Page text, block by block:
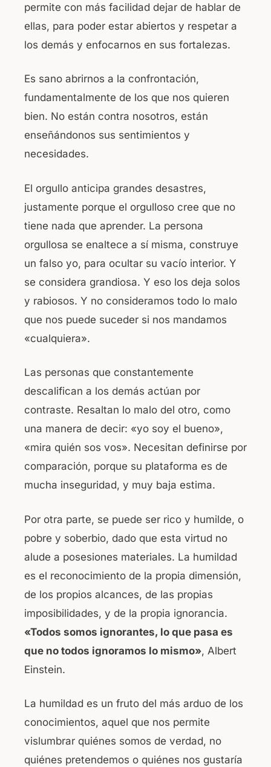
permite con más facilidad dejar de hablar de
ellas, para poder estar abiertos y respetar a
los demás y enfocarnos en sus fortalezas.
Es sano abrirnos a la confrontación,
fundamentalmente de los que nos quieren
bien. No están contra nosotros, están
enseñándonos sus sentimientos y
necesidades.
El orgullo anticipa grandes desastres,
justamente porque el orgulloso cree que no
tiene nada que aprender. La persona
orgullosa se enaltece a sí misma, construye
un falso yo, para ocultar su vacío interior. Y
se considera grandiosa. Y eso los deja solos
y rabiosos. Y no consideramos todo lo malo
que nos puede suceder si nos mandamos
«cualquiera».
Las personas que constantemente
descalifican a los demás actúan por
contraste. Resaltan lo malo del otro, como
una manera de decir: «yo soy el bueno»,
«mira quién sos vos». Necesitan definirse por
comparación, porque su plataforma es de
mucha inseguridad, y muy baja estima.
Por otra parte, se puede ser rico y humilde, o
pobre y soberbio, dado que esta virtud no
alude a posesiones materiales. La humildad
es el reconocimiento de la propia dimensión,
de los propios alcances, de las propias
imposibilidades, y de la propia ignorancia.
«Todos somos ignorantes, lo que pasa es
que no todos ignoramos lo mismo», Albert
Einstein.
La humildad es un fruto del más arduo de los
conocimientos, aquel que nos permite
vislumbrar quiénes somos de verdad, no
quiénes pretendemos o quiénes nos gustaría